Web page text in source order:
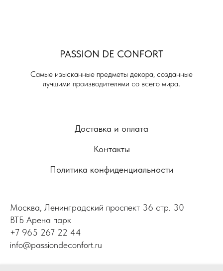
PASSION DE CONFORT
Самые изысканные предметы декора, созданные
лучшими производителями со всего мира.
Доставка и оплата
Контакты
Политика конфиденциальности
Москва, Ленинградский проспект 36 стр. 30
ВТБ Арена парк
+7 965 267 22 44
info@passiondeconfort.ru